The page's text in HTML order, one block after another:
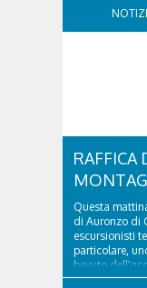
Cortina ha
classe...
RAFFICA
Questa
di Auronzo di
escursionisti
particolare,
bevuto
due ragazzi,